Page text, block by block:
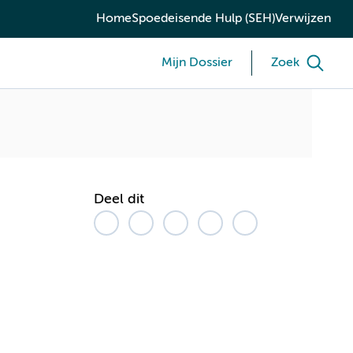
HomeSpoedeisende Hulp (SEH)Verwijzen
Mijn Dossier Zoek
Deel dit